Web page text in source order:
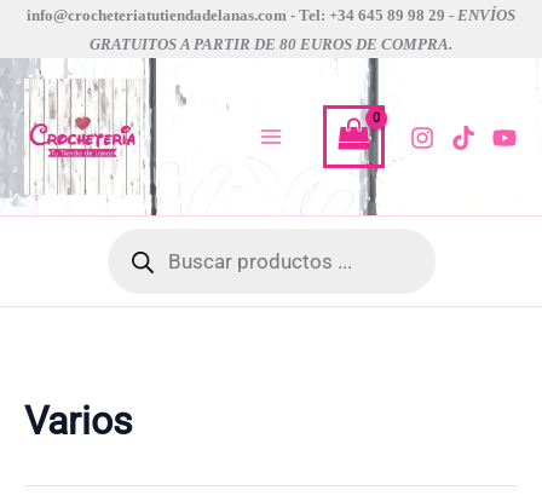
contenido
info@crocheteriatutiendadelanas.com - Tel: +34 645 89 98 29 - ENVÍOS
GRATUITOS A PARTIR DE 80 EUROS DE COMPRA.
productos
Varios